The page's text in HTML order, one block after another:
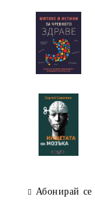
Абонирай се